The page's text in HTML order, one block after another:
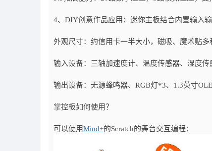
4、DIY创意作品应用：迷你主板结合内置输入
外观尺寸：约信用卡一半大小，磁吸、魔术贴多
输入设备：三轴加速度计、温度传感器、湿度
输出设备：无源蜂鸣器、RGB灯*3、1.3英寸
掌控板如何使用？
可以使用Mind+的Scratch的舞台交互编程：